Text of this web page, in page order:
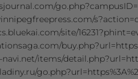
site/
items/